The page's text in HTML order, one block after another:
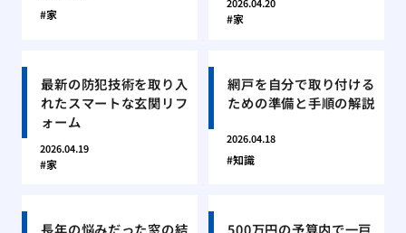
家
2026.04.20
家
最新の防犯技術を取り入
れたスマートな玄関リフ
ォーム
2026.04.19
家
網戸を自分で取り付ける
ための準備と手順の解説
2026.04.18
知識
長年の悩みだった窓の結
500万円の予算内で一戸